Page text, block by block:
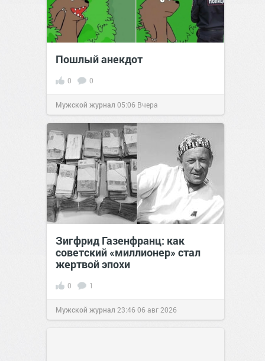
Пошлый анекдот
0 0
Мужской журнал 05:06 Вчера
Зигфрид Газенфранц: как
советский «миллионер» стал
жертвой эпохи
0 1
Мужской журнал 23:4606 авг 2026